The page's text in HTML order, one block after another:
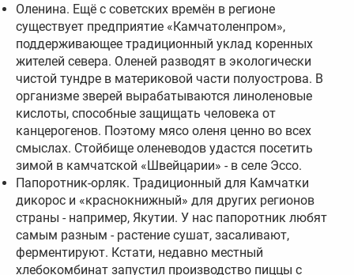
Оленина. Ещё с советских времён в регионе
существует предприятие «Камчатоленпром»,
поддерживающее традиционный уклад коренных
жителей севера. Оленей разводят в экологически
чистой тундре в материковой части полуострова. В
организме зверей вырабатываются линоленовые
кислоты, способные защищать человека от
канцерогенов. Поэтому мясо оленя ценно во всех
смыслах. Стойбище оленеводов удастся посетить
зимой в камчатской «Швейцарии» - в селе Эссо.
Папоротник-орляк. Традиционный для Камчатки
дикорос и «краснокнижный» для других регионов
страны - например, Якутии. У нас папоротник любят
самым разным - растение сушат, засаливают,
ферментируют. Кстати, недавно местный
хлебокомбинат запустил производство пиццы с